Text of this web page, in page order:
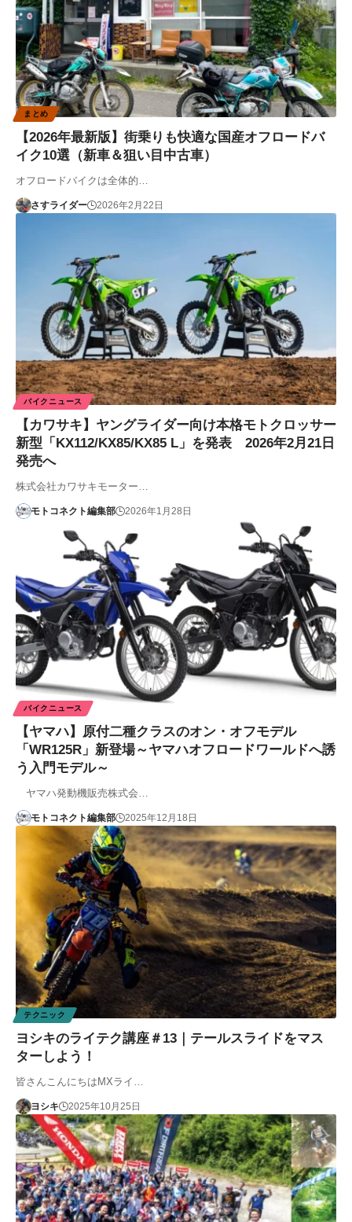
まとめ
【2026年最新版】街乗りも快適な国産オフロードバ
イク10選（新車＆狙い目中古車）
オフロードバイクは全体的…
さすライダー 2026年2月22日
バイクニュース
【カワサキ】ヤングライダー向け本格モトクロッサー
新型「KX112/KX85/KX85 L」を発表 2026年2月21日
発売へ
株式会社カワサキモーター…
モトコネクト編集部 2026年1月28日
バイクニュース
【ヤマハ】原付二種クラスのオン・オフモデル
「WR125R」新登場～ヤマハオフロードワールドへ誘
う入門モデル～
ヤマハ発動機販売株式会…
モトコネクト編集部 2025年12月18日
テクニック
ヨシキのライテク講座＃13｜テールスライドをマス
ターしよう！
皆さんこんにちはMXライ…
ヨシキ 2025年10月25日